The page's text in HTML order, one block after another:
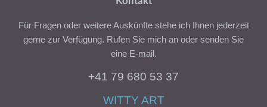
Für Fragen oder weitere Auskünfte stehe ich Ihnen jederzeit
gerne zur Verfügung. Rufen Sie mich an oder senden Sie
eine E-mail.
+41 79 680 53 37
WITTY ART